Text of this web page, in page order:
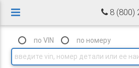
8 (800)
по VIN по номеру